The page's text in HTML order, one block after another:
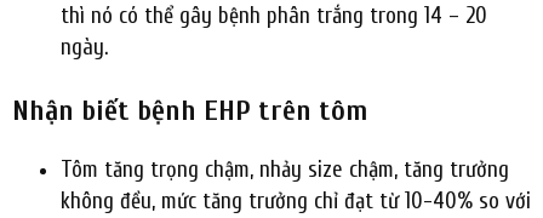
thì nó có thể gây bệnh phân trắng trong 14 – 20
ngày.
Nhận biết bệnh EHP trên tôm
Tôm tăng trọng chậm, nhảy size chậm, tăng trưởng
không đều, mức tăng trưởng chỉ đạt từ 10-40% so với